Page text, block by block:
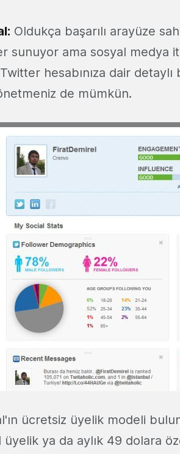
: Oldukça başarılı arayüze
sunuyor ama sosyal medya
hesabınıza dair
de mümkün.
ücretsiz üyelik modeli
üyelik ya da aylık 49 dolara